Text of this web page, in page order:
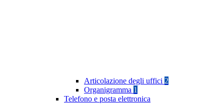
Articolazione degli uffici 2
Organigramma 1
Telefono e posta elettronica